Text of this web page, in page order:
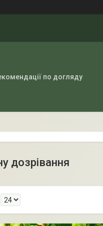
по догляду
дозрівання